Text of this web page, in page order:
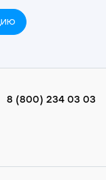
8 (800) 234 03 03